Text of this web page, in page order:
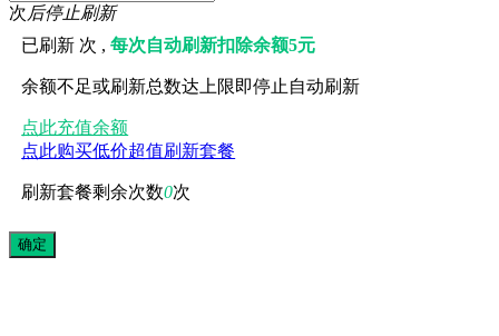
次后停止刷新
已刷新 次 ,每次自动刷新扣除余额5元
余额不足或刷新总数达上限即停止自动刷新
点此充值余额
点此购买低价超值刷新套餐
刷新套餐剩余次数0次